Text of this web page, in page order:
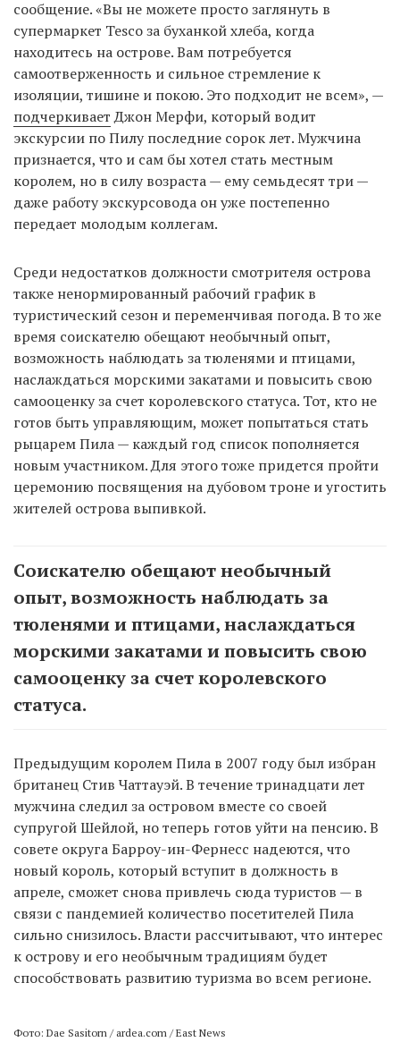
сообщение. «Вы не можете просто заглянуть в
супермаркет Tesco за буханкой хлеба, когда
находитесь на острове. Вам потребуется
самоотверженность и сильное стремление к
изоляции, тишине и покою. Это подходит не всем», —
подчеркиваетДжон Мерфи, который водит
экскурсии по Пилу последние сорок лет. Мужчина
признается, что и сам бы хотел стать местным
королем, но в силу возраста — ему семьдесят три —
даже работу экскурсовода он уже постепенно
передает молодым коллегам.
Среди недостатков должности смотрителя острова
также ненормированный рабочий график в
туристический сезон и переменчивая погода. В то же
время соискателю обещают необычный опыт,
возможность наблюдать за тюленями и птицами,
наслаждаться морскими закатами и повысить свою
самооценку за счет королевского статуса. Тот, кто не
готов быть управляющим, может попытаться стать
рыцарем Пила — каждый год список пополняется
новым участником. Для этого тоже придется пройти
церемонию посвящения на дубовом троне и угостить
жителей острова выпивкой.
Соискателю обещают необычный
опыт, возможность наблюдать за
тюленями и птицами, наслаждаться
морскими закатами и повысить свою
самооценку за счет королевского
статуса.
Предыдущим королем Пила в 2007 году был избран
британец Стив Чаттауэй. В течение тринадцати лет
мужчина следил за островом вместе со своей
супругой Шейлой, но теперь готов уйти на пенсию. В
совете округа Барроу-ин-Фернесс надеются, что
новый король, который вступит в должность в
апреле, сможет снова привлечь сюда туристов — в
связи с пандемией количество посетителей Пила
сильно снизилось. Власти рассчитывают, что интерес
к острову и его необычным традициям будет
способствовать развитию туризма во всем регионе.
Фото: Dae Sasitorn / ardea.com / East News